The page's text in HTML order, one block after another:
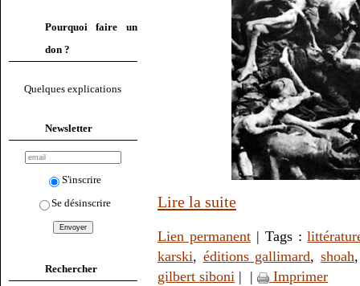
Pourquoi faire un
don ?
Quelques explications
Newsletter
S'inscrire
Se désinscrire
Rechercher
Lire la suite
Lien permanent| Tags :
karski, éditions gallimard, shoah
gilbert siboni | | Imprimer